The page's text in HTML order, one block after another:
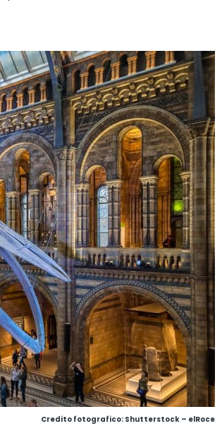
Credito fotografico: Shutterstock – elRoce